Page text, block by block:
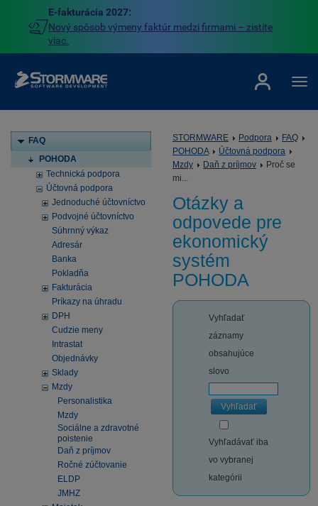
E-fakturácia 2027:
Nový spôsob výmeny faktúr medzi firmami – zistite
viac.
FAQ
POHODA
Technická podpora
Účtovná podpora
Jednoduché účtovníctvo
Podvojné účtovníctvo
Súhrnný výkaz
Adresár
Banka
Pokladňa
Fakturácia
Príkazy na úhradu
DPH
Cudzie meny
Intrastat
Objednávky
Sklady
Mzdy
Personalistika
Mzdy
Sociálne a zdravotné
poistenie
Daň z príjmov
Ročné zúčtovanie
ELDP
JMHZ
STORMWARE Podpora
FAQ
POHODA
Účtovná podpora
Mzdy
Daň z príjmov
Proč se
mi...
Otázky a
odpovede pre
ekonomický
systém
POHODA
Vyhľadať
záznamy
obsahujúce
slovo
Vyhľadať
Vyhľadávať iba
vo vybranej
kategórii